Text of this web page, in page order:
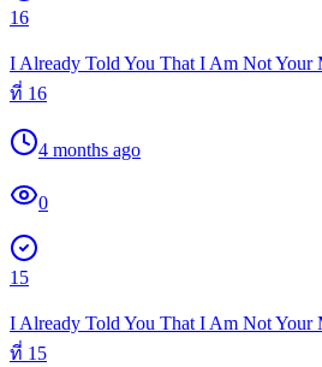
16
I Already Told You That I Am Not
ที่ 16
4 months ago
0
15
I Already Told You That I Am Not
ที่ 15